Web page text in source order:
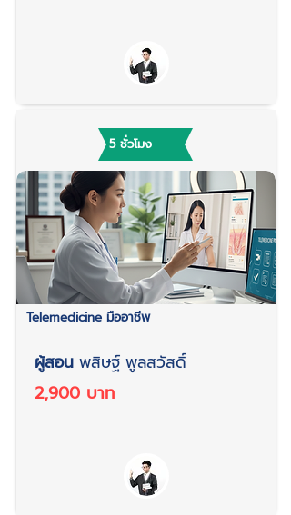
5 ชั่วโมง
Telemedicine มืออาชีพ
ผู้สอน พสิษฐ์ พูลสวัสดิ์
2,900 บาท